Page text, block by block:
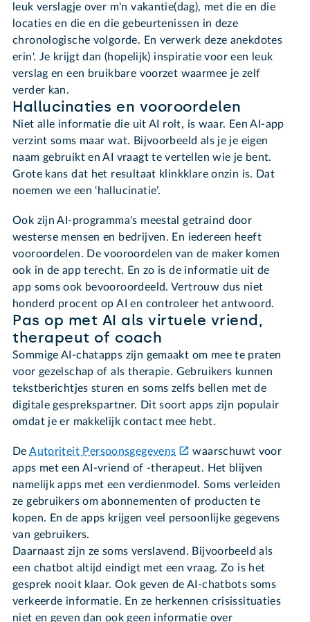
leuk verslagje over m'n vakantie(dag), met die en die
locaties en die en die gebeurtenissen in deze
chronologische volgorde. En verwerk deze anekdotes
erin'. Je krijgt dan (hopelijk) inspiratie voor een leuk
verslag en een bruikbare voorzet waarmee je zelf
verder kan.
Hallucinaties en vooroordelen
Niet alle informatie die uit AI rolt, is waar. Een AI-app
verzint soms maar wat. Bijvoorbeeld als je je eigen
naam gebruikt en AI vraagt te vertellen wie je bent.
Grote kans dat het resultaat klinkklare onzin is. Dat
noemen we een ‘hallucinatie’.
Ook zijn AI-programma's meestal getraind door
westerse mensen en bedrijven. En iedereen heeft
vooroordelen. De vooroordelen van de maker komen
ook in de app terecht. En zo is de informatie uit de
app soms ook bevooroordeeld. Vertrouw dus niet
honderd procent op AI en controleer het antwoord.
Pas op met AI als virtuele vriend,
therapeut of coach
Sommige AI-chatapps zijn gemaakt om mee te praten
voor gezelschap of als therapie. Gebruikers kunnen
tekstberichtjes sturen en soms zelfs bellen met de
digitale gesprekspartner. Dit soort apps zijn populair
omdat je er makkelijk contact mee hebt.
DeAutoriteit Persoonsgegevens
waarschuwt voor
apps met een AI-vriend of -therapeut. Het blijven
namelijk apps met een verdienmodel. Soms verleiden
ze gebruikers om abonnementen of producten te
kopen. En de apps krijgen veel persoonlijke gegevens
van gebruikers.
Daarnaast zijn ze soms verslavend. Bijvoorbeeld als
een chatbot altijd eindigt met een vraag. Zo is het
gesprek nooit klaar. Ook geven de AI-chatbots soms
verkeerde informatie. En ze herkennen crisissituaties
niet en geven dan ook geen informatie over